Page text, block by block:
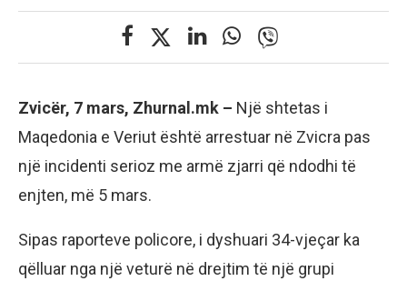
Zvicër, 7 mars, Zhurnal.mk – Një shtetas i
Maqedonia e Veriut është arrestuar në Zvicra pas
një incidenti serioz me armë zjarri që ndodhi të
enjten, më 5 mars.
Sipas raporteve policore, i dyshuari 34-vjeçar ka
qëlluar nga një veturë në drejtim të një grupi